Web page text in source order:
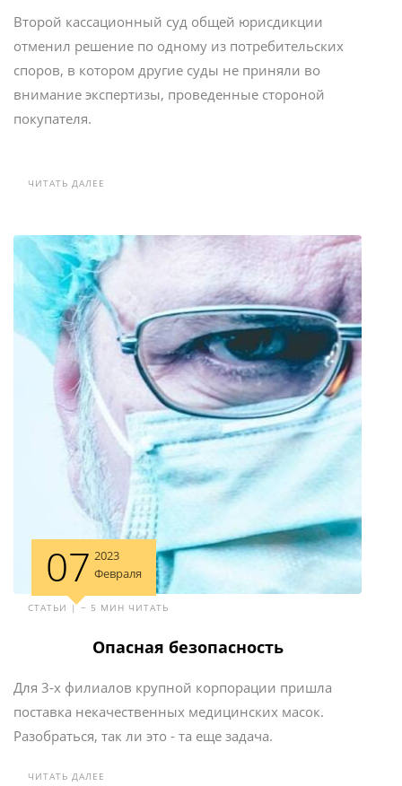
Второй кассационный суд общей юрисдикции
отменил решение по одному из потребительских
споров, в котором другие суды не приняли во
внимание экспертизы, проведенные стороной
покупателя.
ЧИТАТЬ ДАЛЕЕ
07 2023
Февраля
СТАТЬИ | ~ 5 МИН ЧИТАТЬ
Опасная безопасность
Для 3-х филиалов крупной корпорации пришла
поставка некачественных медицинских масок.
Разобраться, так ли это - та еще задача.
ЧИТАТЬ ДАЛЕЕ